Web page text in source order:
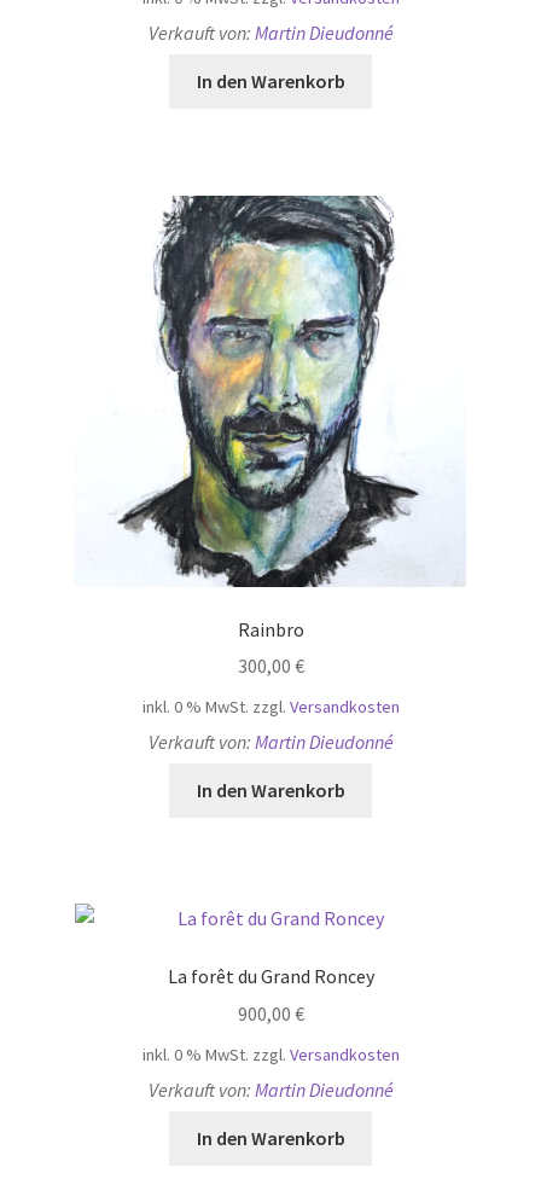
Verkauft von: Martin Dieudonné
In den Warenkorb
Rainbro
300,00 €
inkl. 0 % MwSt. zzgl. Versandkosten
Verkauft von: Martin Dieudonné
In den Warenkorb
La forêt du Grand Roncey
900,00 €
inkl. 0 % MwSt. zzgl. Versandkosten
Verkauft von: Martin Dieudonné
In den Warenkorb